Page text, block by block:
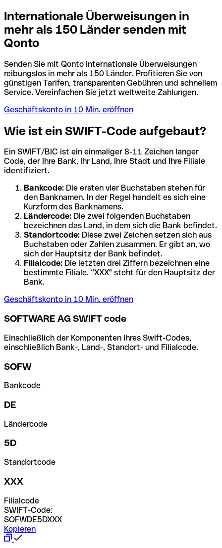
Internationale Überweisungen in
mehr als 150 Länder senden mit
Qonto
Senden Sie mit Qonto internationale Überweisungen
reibungslos in mehr als 150 Länder. Profitieren Sie von
günstigen Tarifen, transparenten Gebühren und schnellem
Service. Vereinfachen Sie jetzt weltweite Zahlungen.
Geschäftskonto in 10 Min. eröffnen
Wie ist ein SWIFT-Code aufgebaut?
Ein SWIFT/BIC ist ein einmaliger 8-11 Zeichen langer
Code, der Ihre Bank, Ihr Land, Ihre Stadt und Ihre Filiale
identifiziert.
Bankcode: Die ersten vier Buchstaben stehen für
den Banknamen. In der Regel handelt es sich eine
Kurzform des Banknamens.
Ländercode: Die zwei folgenden Buchstaben
bezeichnen das Land, in dem sich die Bank befindet.
Standortcode: Diese zwei Zeichen setzen sich aus
Buchstaben oder Zahlen zusammen. Er gibt an, wo
sich der Hauptsitz der Bank befindet.
Filialcode: Die letzten drei Ziffern bezeichnen eine
bestimmte Filiale. “XXX" steht für den Hauptsitz der
Bank.
Geschäftskonto in 10 Min. eröffnen
SOFTWARE AG SWIFT code
Einschließlich der Komponenten Ihres Swift-Codes,
einschließlich Bank-, Land-, Standort- und Filialcode.
SOFW
Bankcode
DE
Ländercode
5D
Standortcode
XXX
Filialcode
SWIFT-Code:
SOFWDE5DXXX
Kopieren